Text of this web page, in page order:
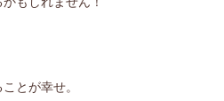
とが幸せ。